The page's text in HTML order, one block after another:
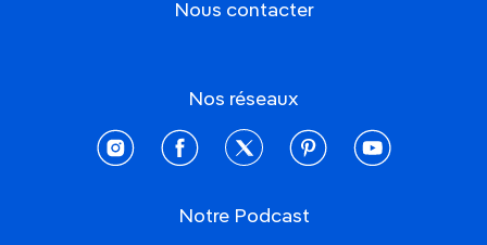
Nous contacter
Nos réseaux
instagramfacebooktwitter pinterestyoutube
Notre Podcast